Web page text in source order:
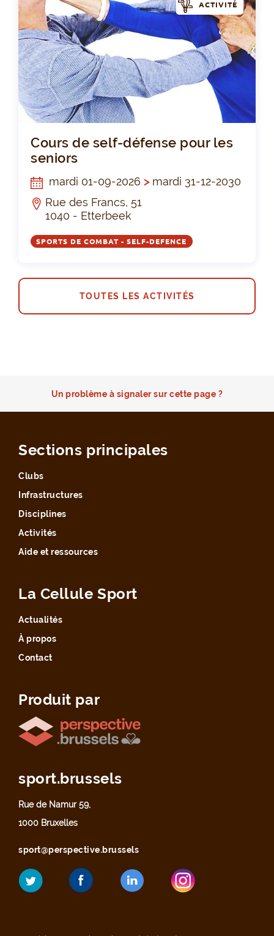
ACTIVITÉ
Cours de self-défense pour les
seniors
mardi 01-09-2026 >mardi 31-12-2030
Rue des Francs, 51
1040 - Etterbeek
SPORTS DE COMBAT - SELF-DEFENCE
TOUTES LES ACTIVITÉS
Un problème à signaler sur cette page ?
Sections principales
Clubs
Infrastructures
Disciplines
Activités
Aide et ressources
La Cellule Sport
Actualités
À propos
Contact
Produit par
sport.brussels
Rue de Namur 59,
1000 Bruxelles
sport@perspective.brussels